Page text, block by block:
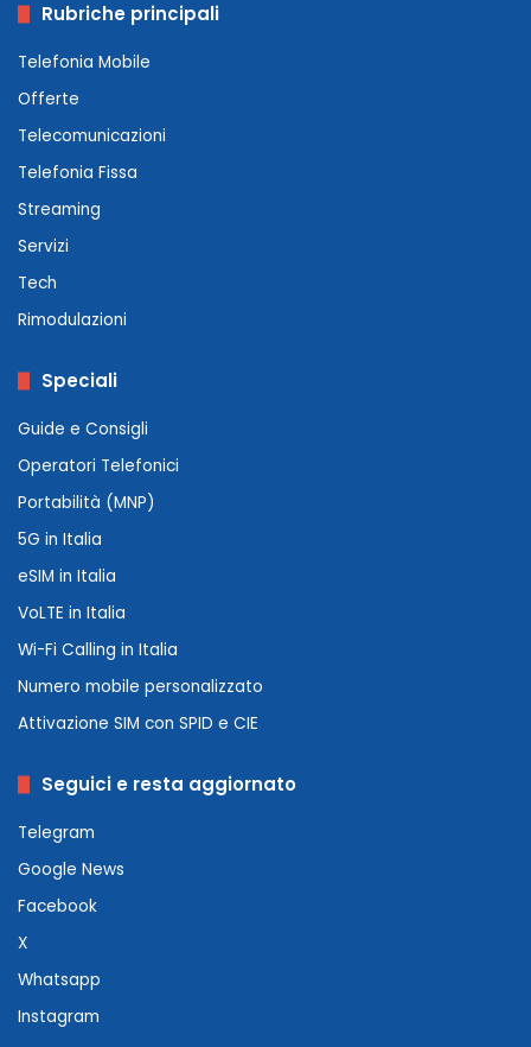
Rubriche principali
Telefonia Mobile
Offerte
Telecomunicazioni
Telefonia Fissa
Streaming
Servizi
Tech
Rimodulazioni
Speciali
Guide e Consigli
Operatori Telefonici
Portabilità (MNP)
5G in Italia
eSIM in Italia
VoLTE in Italia
Wi-Fi Calling in Italia
Numero mobile personalizzato
Attivazione SIM con SPID e CIE
Seguici e resta aggiornato
Telegram
Google News
Facebook
X
Whatsapp
Instagram